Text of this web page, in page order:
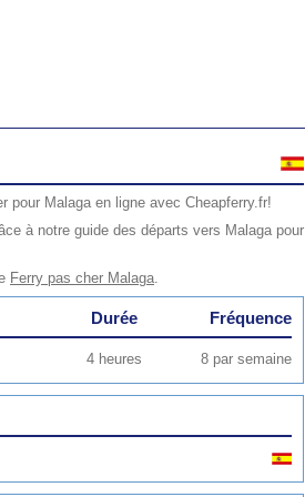
pour Malaga en ligne avec Cheapferry.fr!
à notre guide des départs vers Malaga pour
Ferry pas cher Malaga.
Durée Fréquence
4 heures 8 par semaine